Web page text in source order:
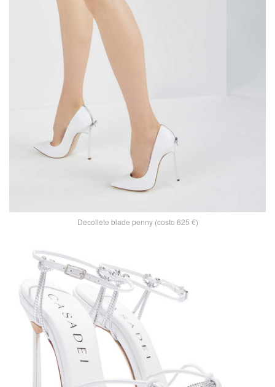
Decollete blade penny (costo 625 €)